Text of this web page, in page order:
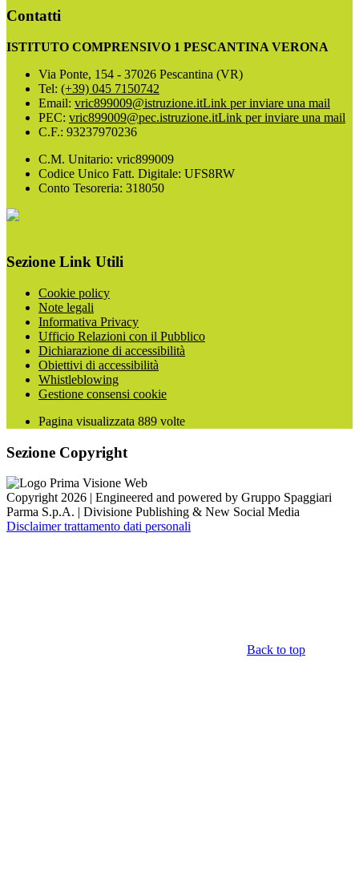
Contatti
ISTITUTO COMPRENSIVO 1 PESCANTINA VERONA
Via Ponte, 154 - 37026 Pescantina (VR)
Tel: (+39) 045 7150742
Email: vric899009@istruzione.itLink per inviare una mail
PEC: vric899009@pec.istruzione.itLink per inviare una mail
C.F.: 93237970236
C.M. Unitario: vric899009
Codice Unico Fatt. Digitale: UFS8RW
Conto Tesoreria: 318050
Sezione Link Utili
Cookie policy
Note legali
Informativa Privacy
Ufficio Relazioni con il Pubblico
Dichiarazione di accessibilità
Obiettivi di accessibilità
Whistleblowing
Gestione consensi cookie
Pagina visualizzata 889 volte
Sezione Copyright
Copyright 2026 | Engineered and powered by Gruppo Spaggiari
Parma S.p.A. | Divisione Publishing & New Social Media
Disclaimer trattamento dati personali
Back to top